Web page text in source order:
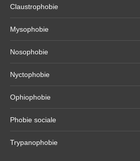
Claustrophobie
Mysophobie
Nosophobie
Nyctophobie
Ophiophobie
Phobie sociale
Trypanophobie